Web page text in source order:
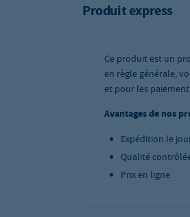
Produit express
Ce produit est un
en règle générale,
et pour les
Avantages de nos
Expédition le
Qualité
Prix en ligne